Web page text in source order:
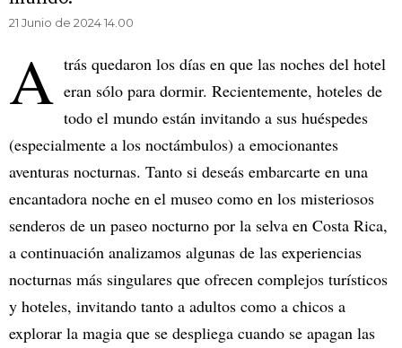
21 Junio de 2024 14.00
A trás quedaron los días en que las noches del hotel
eran sólo para dormir. Recientemente, hoteles de
todo el mundo están invitando a sus huéspedes
(especialmente a los noctámbulos) a emocionantes
aventuras nocturnas. Tanto si deseás embarcarte en una
encantadora noche en el museo como en los misteriosos
senderos de un paseo nocturno por la selva en Costa Rica,
a continuación analizamos algunas de las experiencias
nocturnas más singulares que ofrecen complejos turísticos
y hoteles, invitando tanto a adultos como a chicos a
explorar la magia que se despliega cuando se apagan las